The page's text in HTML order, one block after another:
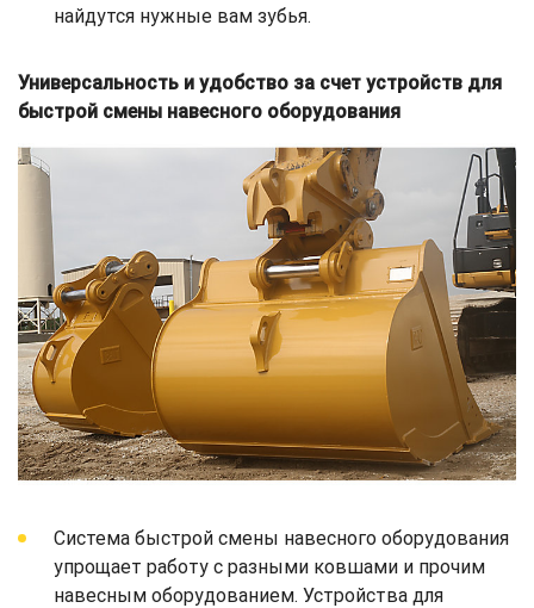
найдутся нужные вам зубья.
Универсальность и удобство за счет устройств для
быстрой смены навесного оборудования
Система быстрой смены навесного оборудования
упрощает работу с разными ковшами и прочим
навесным оборудованием. Устройства для